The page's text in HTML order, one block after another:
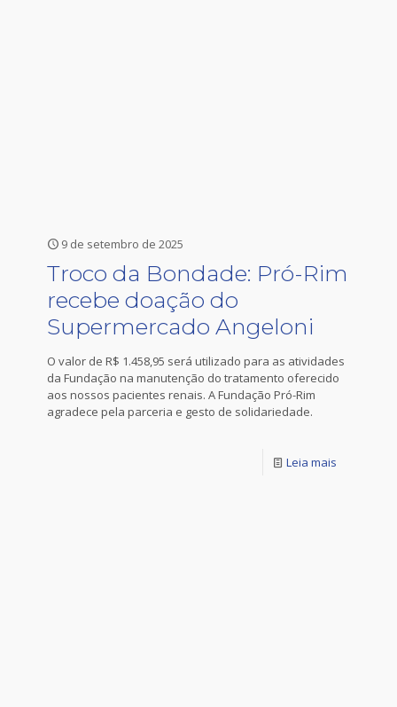
9 de setembro de 2025
Troco da Bondade: Pró-Rim
recebe doação do
Supermercado Angeloni
O valor de R$ 1.458,95 será utilizado para as atividades
da Fundação na manutenção do tratamento oferecido
aos nossos pacientes renais. A Fundação Pró-Rim
agradece pela parceria e gesto de solidariedade.
Leia mais